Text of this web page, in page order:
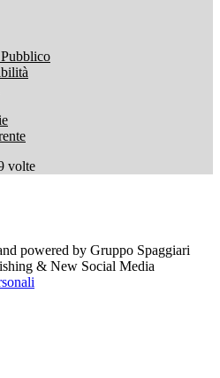
volte
powered by Gruppo Spaggiari
& New Social Media